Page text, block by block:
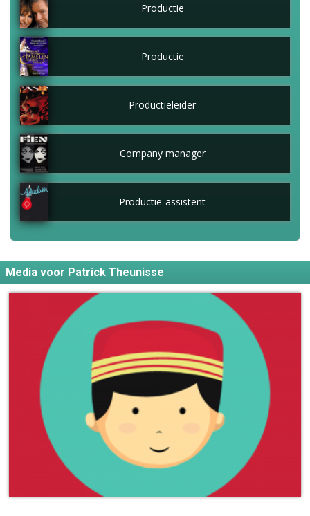
Productie
Productie
Productieleider
Company manager
Productie-assistent
Media voor Patrick Theunisse